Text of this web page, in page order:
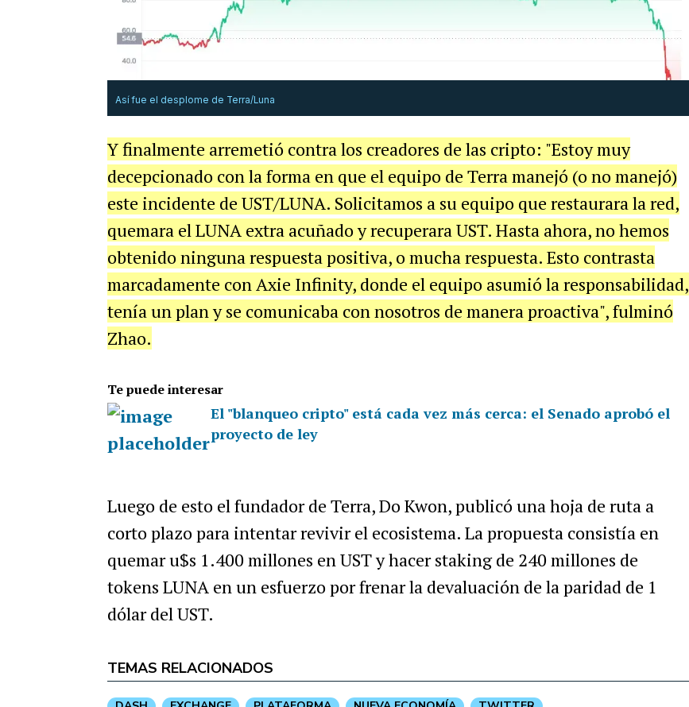
Así fue el desplome de Terra/Luna
Y finalmente arremetió contra los creadores de las cripto: "Estoy muy
decepcionado con la forma en que el equipo de Terra manejó (o no manejó)
este incidente de UST/LUNA. Solicitamos a su equipo que restaurara la red,
quemara el LUNA extra acuñado y recuperara UST. Hasta ahora, no hemos
obtenido ninguna respuesta positiva, o mucha respuesta. Esto contrasta
marcadamente con Axie Infinity, donde el equipo asumió la responsabilidad,
tenía un plan y se comunicaba con nosotros de manera proactiva", fulminó
Zhao.
Te puede interesar
El "blanqueo cripto" está cada vez más cerca: el Senado aprobó el
proyecto de ley
Luego de esto el fundador de Terra, Do Kwon, publicó una hoja de ruta a
corto plazo para intentar revivir el ecosistema. La propuesta consistía en
quemar u$s 1.400 millones en UST y hacer staking de 240 millones de
tokens LUNA en un esfuerzo por frenar la devaluación de la paridad de 1
dólar del UST.
TEMAS RELACIONADOS